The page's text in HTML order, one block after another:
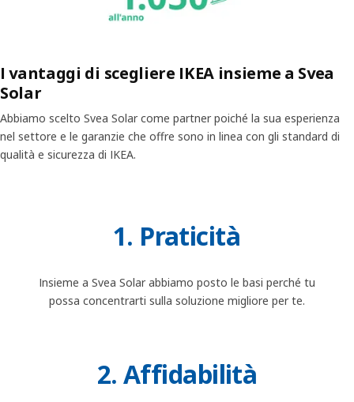
I vantaggi di scegliere IKEA insieme a Svea
Solar
Abbiamo scelto Svea Solar come partner poiché la sua esperienza
nel settore e le garanzie che offre sono in linea con gli standard di
qualità e sicurezza di IKEA.
1. Praticità
Insieme a Svea Solar abbiamo posto le basi perché tu
possa concentrarti sulla soluzione migliore per te.
2. Affidabilità